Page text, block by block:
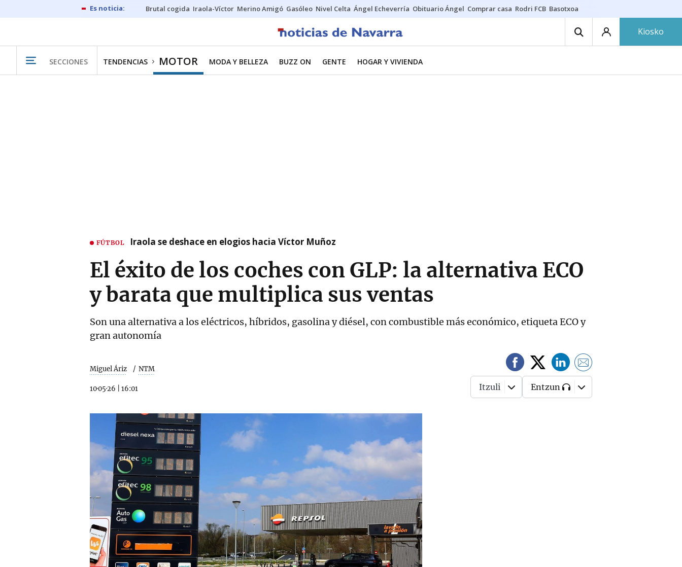
Brutal cogida Iraola-Víctor Merino Amigó Gasóleo Nivel Celta Ángel Echeverría Obituario Ángel Comprar casa Rodri FCB Basotxoa
Kiosko
SECCIONES TENDENCIAS MOTOR MODA Y BELLEZA BUZZ ON GENTE HOGAR Y VIVIENDA
FÚTBOL Iraola se deshace en elogios hacia Víctor Muñoz
El éxito de los coches con GLP: la alternativa ECO
y barata que multiplica sus ventas
Son una alternativa a los eléctricos, híbridos, gasolina y diésel, con combustible más económico, etiqueta ECO y
gran autonomía
Miguel Áriz NTM
10·05·26 16:01 Itzuli Entzun